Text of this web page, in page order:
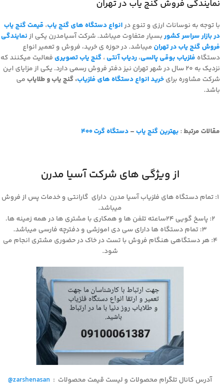
نمایندگی فروش گنج یاب در تهران
با توجه به نوسانات ارزی و تنوع درانواع دستگاه های گنج یاب، قیمت گنج یاب
در بازار سراسر کشوربسیار متفاوت میباشد. شرکت آسیامدرن یکی ازنمایندگی
فروش گنج یاب در تهرانمیباشد. در حوزه ی خرید، فروش و تعمیر انواع
دستگاه فلزیاب بوقی پالسی،ردیاب آنتی، گنج یاب تصویریفعالیت میکنند که
نزدیک به 20 سال در شهر تهران نیز دفتر فروش رسمی دارد. یکی از مزایای این
شرکت مشاوره برایخرید انواع دستگاه های فلزیاب، گنج یاب و طلایابمی
باشد.
مقالات مرتبط: بهترین گنج یاب–دستگاه گرت 400
از ویژگی های شرکت آسیا مدرن
۱: تمام دستگاه های فلزیاب آسیا مدرن دارای گارانتی و خدمات پس از فروش
میباشد.
۲: پاسخ گویی ۲۴ساعته تلفن ها و همکاری با مشتری ها در همه زمینه ها.
۳: تمام دستگاه ها دارای سی دی اموزشی و دفترچه فارسی میباشد.
۴: هر دستگاهی هنگام فروش با تست در خاک در حضوری مشتری انجام می
شود.
آدرس کانال تلگرام محصولات و لیست قیمت محصولات :
@zarshenasan